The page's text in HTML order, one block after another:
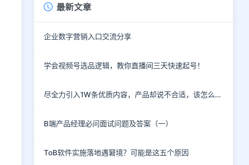
最新文章
企业数字营销入口交流分享
学会视频号选品逻辑，教你直播间三天快速起号！
尽全力引入1W条优质内容，产品却说不合适，该怎么破？
B端产品经理必问面试问题及答案（一）
ToB软件实施落地遇窘境？可能是这五个原因